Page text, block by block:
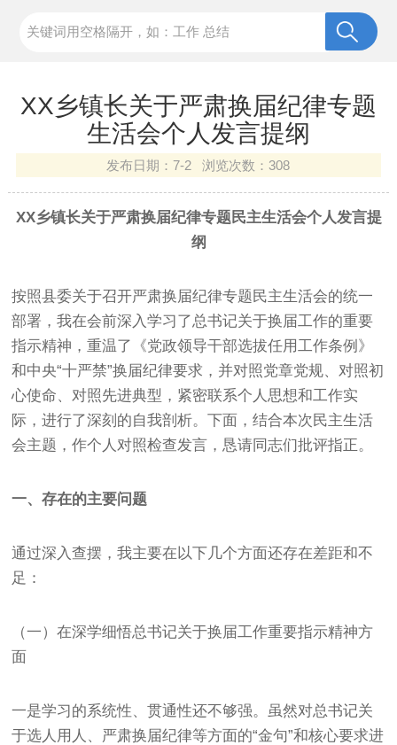
XX乡镇长关于严肃换届纪律专题
生活会个人发言提纲
发布日期：7-2 浏览次数：308
XX乡镇长关于严肃换届纪律专题民主生活会个人发言提
纲
按照县委关于召开严肃换届纪律专题民主生活会的统一
部署，我在会前深入学习了总书记关于换届工作的重要
指示精神，重温了《党政领导干部选拔任用工作条例》
和中央“十严禁”换届纪律要求，并对照党章党规、对照初
心使命、对照先进典型，紧密联系个人思想和工作实
际，进行了深刻的自我剖析。下面，结合本次民主生活
会主题，作个人对照检查发言，恳请同志们批评指正。
一、存在的主要问题
通过深入查摆，我主要在以下几个方面还存在差距和不
足：
（一）在深学细悟总书记关于换届工作重要指示精神方
面
一是学习的系统性、贯通性还不够强。虽然对总书记关
于选人用人、严肃换届纪律等方面的“金句”和核心要求进